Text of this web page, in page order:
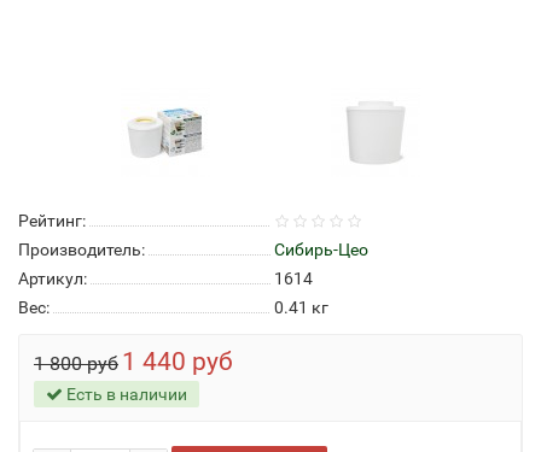
Рейтинг:
Производитель:
Сибирь-Цео
Артикул:
1614
Вес:
0.41 кг
1 800 руб 1 440 руб
Есть в наличии